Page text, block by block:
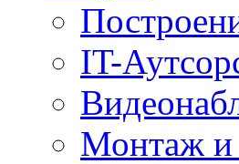
IT-
Монтаж и